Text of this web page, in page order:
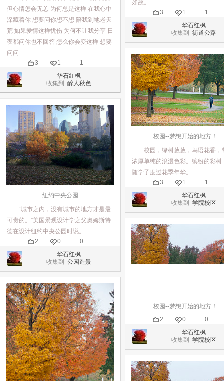
但心情怎会无恙 为何总是这样 在我心中
深藏着你 想要问你想不想 陪我到地老天
荒 如果爱情这样忧伤 为何不让我分享 日
夜都问你也不回答 怎么你会变这样 想要
问问
3
1
1
华石红枫
收集到醉人秋色
纽约中央公园
“城市之内，没有城市的地方才是最
可贵的。”美国景观设计学之父奥姆斯特
德在设计纽约中央公园时说。
2
0
0
华石红枫
收集到公园造景
如故。
3
1
1
华石红枫
收集到街道公路
校园--梦想开始的地方！
校园，绿树葱葱，鸟语花香，
浓厚单纯的浪漫色彩。缤纷的彩树
随学子度过花季年华。
3
1
1
华石红枫
收集到学院校区
校园--梦想开始的地方！
2
0
0
华石红枫
收集到学院校区